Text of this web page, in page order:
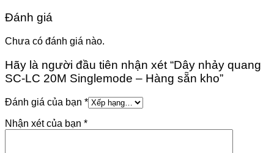
Đánh giá
Chưa có đánh giá nào.
Hãy là người đầu tiên nhận xét “Dây nhảy quang
SC-LC 20M Singlemode – Hàng sẵn kho”
Đánh giá của bạn *
Nhận xét của bạn *